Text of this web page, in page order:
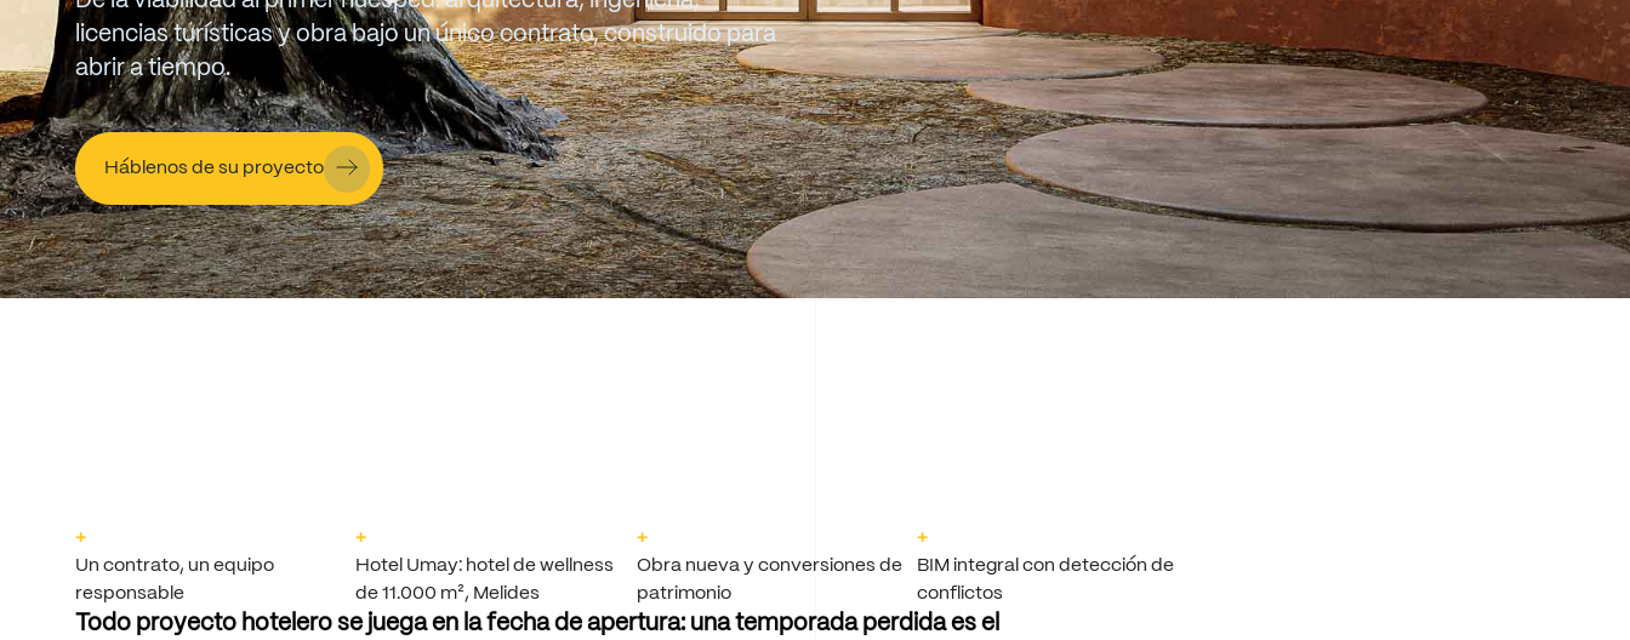
licencias turísticas y obra bajo un único contrato, construido para
abrir a tiempo.
Háblenos de su proyecto
+
Un contrato, un equipo
responsable
+
Hotel Umay: hotel de wellness
de 11.000 m², Melides
+
Obra nueva y conversiones de
patrimonio
+
BIM integral con detección de
conflictos
Todo proyecto hotelero se juega en la fecha de apertura: una temporada perdida es el